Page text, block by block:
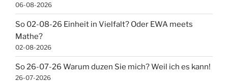
06-08-2026
So 02-08-26 Einheit in Vielfalt? Oder EWA meets
Mathe?
02-08-2026
So 26-07-26 Warum duzen Sie mich? Weil ich es kann!
26-07-2026